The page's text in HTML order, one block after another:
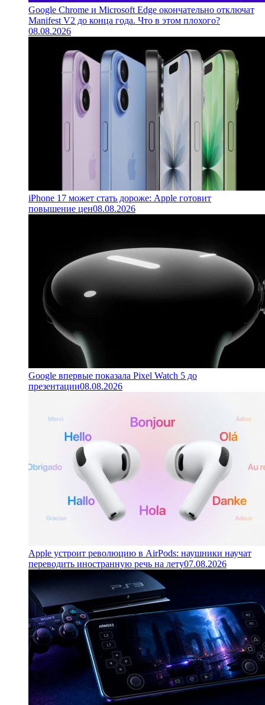
Google Chrome и Microsoft Edge окончательно отключат
Manifest V2 до конца года. Что в этом плохого?
08.08.2026
iPhone 17 может стать дороже: Apple готовит
повышение цен08.08.2026
Google впервые показала Pixel Watch 5 до
презентации08.08.2026
Apple устроит революцию в AirPods: наушники научат
переводить иностранную речь на лету07.08.2026